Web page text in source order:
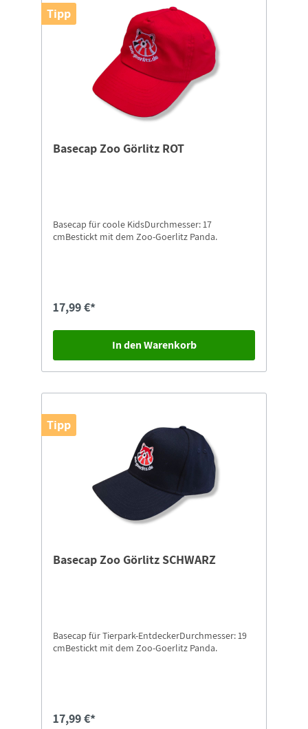
Tipp
Basecap Zoo Görlitz ROT
Basecap für coole KidsDurchmesser: 17
cmBestickt mit dem Zoo-Goerlitz Panda.
17,99 €*
In den Warenkorb
Tipp
Basecap Zoo Görlitz SCHWARZ
Basecap für Tierpark-EntdeckerDurchmesser: 19
cmBestickt mit dem Zoo-Goerlitz Panda.
17,99 €*